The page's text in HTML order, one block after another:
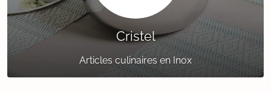
Cristel
Articles culinaires en Inox